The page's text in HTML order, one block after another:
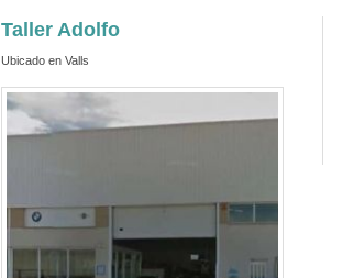
Taller Adolfo
Ubicado en Valls